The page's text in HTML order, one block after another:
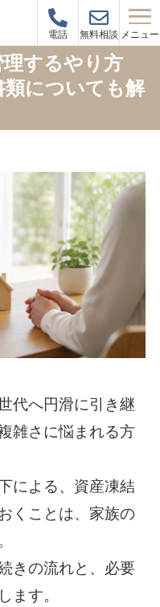
電話 無料相談 メニュー
するやり方
についても解
代へ円滑に引き継
雑さに悩まれる方
による、資産凍結
くことは、家族の
きの流れと、必要
ます。